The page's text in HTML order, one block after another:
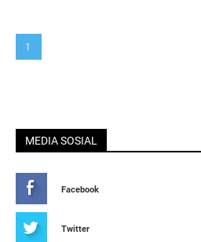
1
MEDIA SOSIAL
Facebook
Twitter